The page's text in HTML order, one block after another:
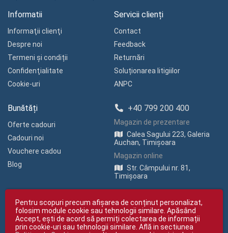
Informatii
Informaţii clienţi
Despre noi
Termeni și condiții
Confidenţialitate
Cookie-uri
Servicii clienți
Contact
Feedback
Returnări
Soluționarea litigiilor
ANPC
Bunătăți
Oferte cadouri
Cadouri noi
Vouchere cadou
Blog
+40 799 200 400
Magazin de prezentare
Calea Sagului 223, Galeria
Auchan, Timișoara
Magazin online
Str. Câmpului nr. 81,
Timișoara
Pentru scopuri precum afișarea de conținut personalizat,
folosim module cookie sau tehnologii similare. Apăsând
Accept, ești de acord să permiți colectarea de informații
prin cookie-uri sau tehnologii similare. Află in sectiunea